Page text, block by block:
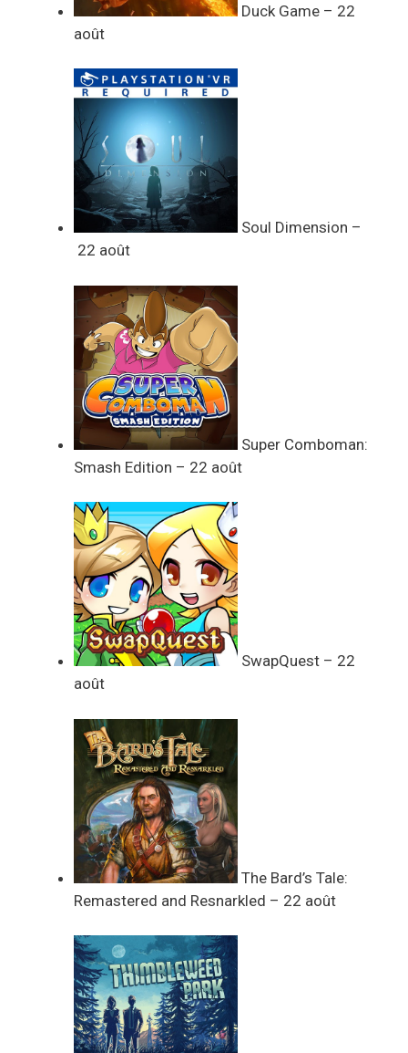
Duck Game – 22
août
Soul Dimension –
22 août
Super Comboman:
Smash Edition – 22 août
SwapQuest – 22
août
The Bard’s Tale:
Remastered and Resnarkled – 22 août